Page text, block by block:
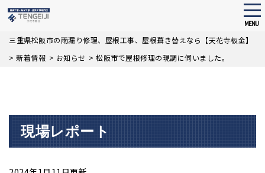
Skip
main
MENU
三重県松阪市の雨漏り修理、屋根工事、屋根葺き替えなら【天花寺板金】
> 新着情報 > お知らせ > 松阪市で屋根修理の現調に伺いました。
現場レポート